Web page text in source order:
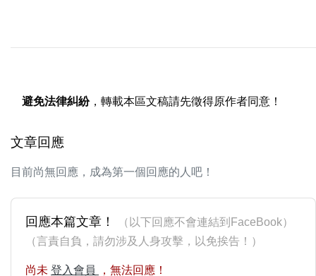
避免法律糾紛，轉載本區文稿請先徵得原作者同意！
文章回應
目前尚無回應，成為第一個回應的人吧！
回應本篇文章！
（以下回應不會連結到FaceBook）
（言責自負，請勿涉及人身攻擊，以免挨告！）
尚未 登入會員 ，無法回應！